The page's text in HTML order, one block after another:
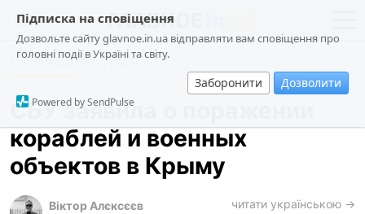
Підписка на сповіщення
Дозвольте сайту glavnoe.in.ua відправляти вам сповіщення про
головні події в Україні та світу.
Заборонити Дозволити
Powered by SendPulse
новости
о проекте
общество
происшествия
криминал
Происшествия
СБУ заявила о поражении
кораблей и военных
объектов в Крыму
Віктор Алєксєєв
читати українською →